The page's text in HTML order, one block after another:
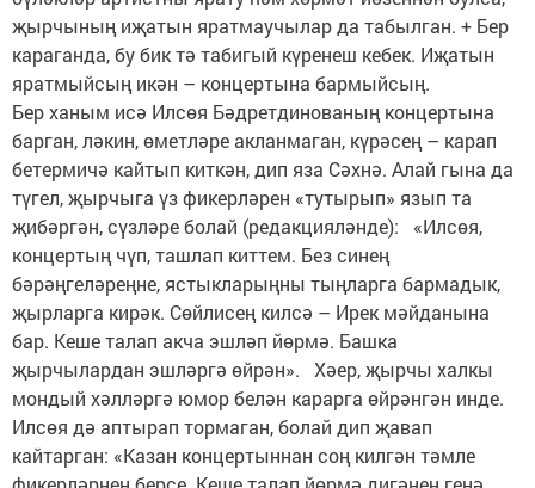
җырчының иҗатын яратмаучылар да табылган. + Бер
караганда, бу бик тә табигый күренеш кебек. Иҗатын
яратмыйсың икән – концертына бармыйсың.
Бер ханым исә Илсөя Бәдретдинованың концертына
барган, ләкин, өметләре акланмаган, күрәсең – карап
бетермичә кайтып киткән, дип яза Сәхнә. Алай гына да
түгел, җырчыга үз фикерләрен «тутырып» язып та
җибәргән, сүзләре болай (редакцияләнде): «Илсөя,
концертың чүп, ташлап киттем. Без синең
бәрәңгеләреңне, ястыкларыңны тыңларга бармадык,
җырларга кирәк. Сөйлисең килсә – Ирек мәйданына
бар. Кеше талап акча эшләп йөрмә. Башка
җырчылардан эшләргә өйрән». Хәер, җырчы халкы
мондый хәлләргә юмор белән карарга өйрәнгән инде.
Илсөя дә аптырап тормаган, болай дип җавап
кайтарган: «Казан концертыннан соң килгән тәмле